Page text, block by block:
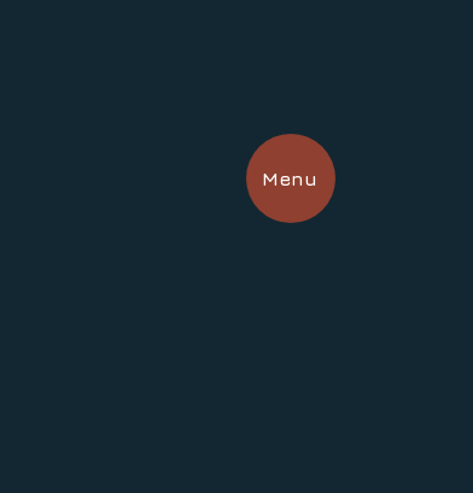
Menu